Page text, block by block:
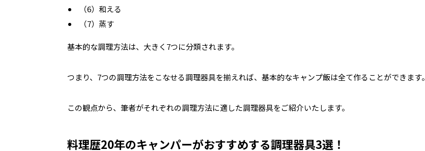
（6）和える
（7）蒸す
基本的な調理方法は、大きく7つに分類されます。
つまり、7つの調理方法をこなせる調理器具を揃えれば、基本的なキャンプ飯は全て作ることができます。
この観点から、筆者がそれぞれの調理方法に適した調理器具をご紹介いたします。
料理歴20年のキャンパーがおすすめする調理器具3選！